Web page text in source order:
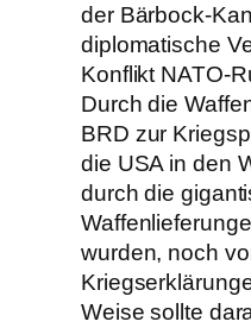
der Bärbock-
diplomatische
Konflikt NATO-
Durch die
BRD zur
die USA in den
durch die
wurden, noch
Weise sollte